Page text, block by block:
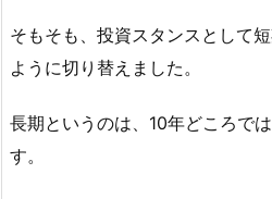
そもそも、投資スタンスとして
ように切り替えました。
長期というのは、10年どころで
す。